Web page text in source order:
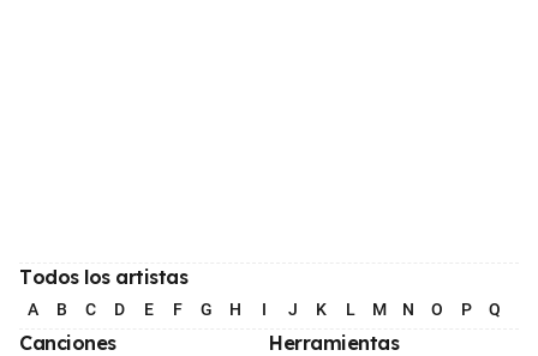
Todos los artistas
A B C D E F G H I J K L M N O P Q
Canciones Herramientas